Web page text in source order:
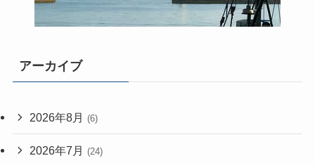
アーカイブ
2026年8月 (6)
2026年7月 (24)